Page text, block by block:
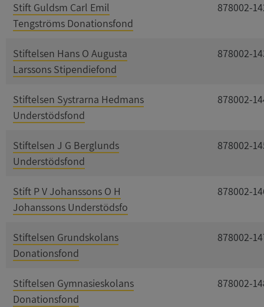
Stift Guldsm Carl Emil
Tengströms Donationsfond
878002-
Stiftelsen Hans O Augusta
Larssons Stipendiefond
878002-
Stiftelsen Systrarna Hedmans
Understödsfond
878002-
Stiftelsen J G Berglunds
Understödsfond
878002-
Stift P V Johanssons O H
Johanssons Understödsfo
878002-
Stiftelsen Grundskolans
Donationsfond
878002-
Stiftelsen Gymnasieskolans
Donationsfond
878002-